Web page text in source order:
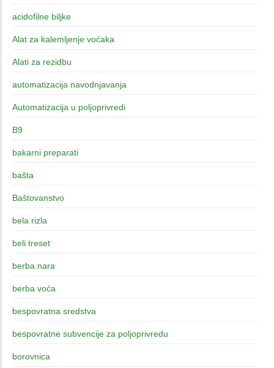
acidofilne biljke
Alat za kalemljenje voćaka
Alati za rezidbu
automatizacija navodnjavanja
Automatizacija u poljoprivredi
B9
bakarni preparati
bašta
Baštovanstvo
bela rizla
beli treset
berba nara
berba voća
bespovratna sredstva
bespovratne subvencije za poljoprivredu
borovnica